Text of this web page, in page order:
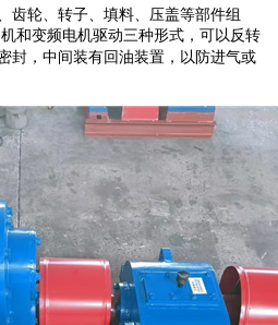
齿轮、转子、填料、压盖等部件组
和变频电机驱动三种形式，可以反转
封，中间装有回油装置，以防进气或